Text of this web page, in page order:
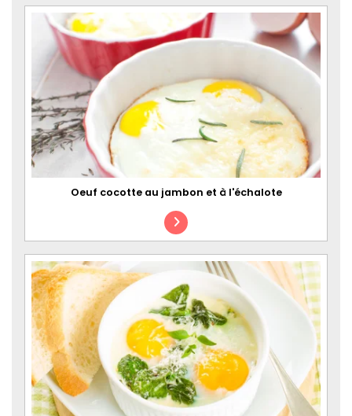
Oeuf cocotte au jambon et à l'échalote